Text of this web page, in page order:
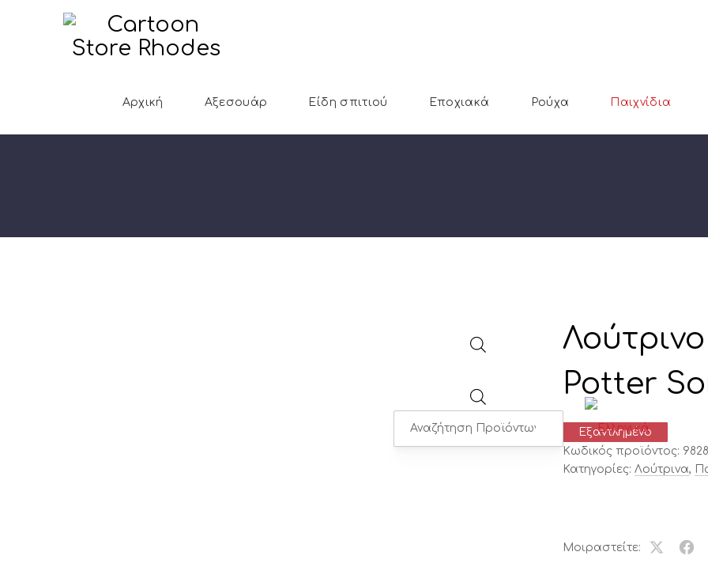
Αρχική
Αξεσουάρ Είδη σπιτιού Εποχιακά Ρούχα Παιχνίδια
Products
search
Potter
Εξαντλημένο
Κωδικός προϊόντος:
Κατηγορίες: Λούτρινα,
Μοιραστείτε:
Share